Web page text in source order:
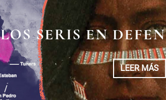
LOS SERIS EN
LEER MÁS